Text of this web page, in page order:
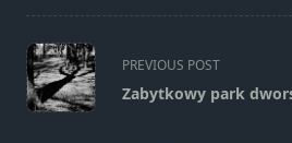
<span
class="nav-
subtitle
PREVIOUS POST
Zabytkowy park